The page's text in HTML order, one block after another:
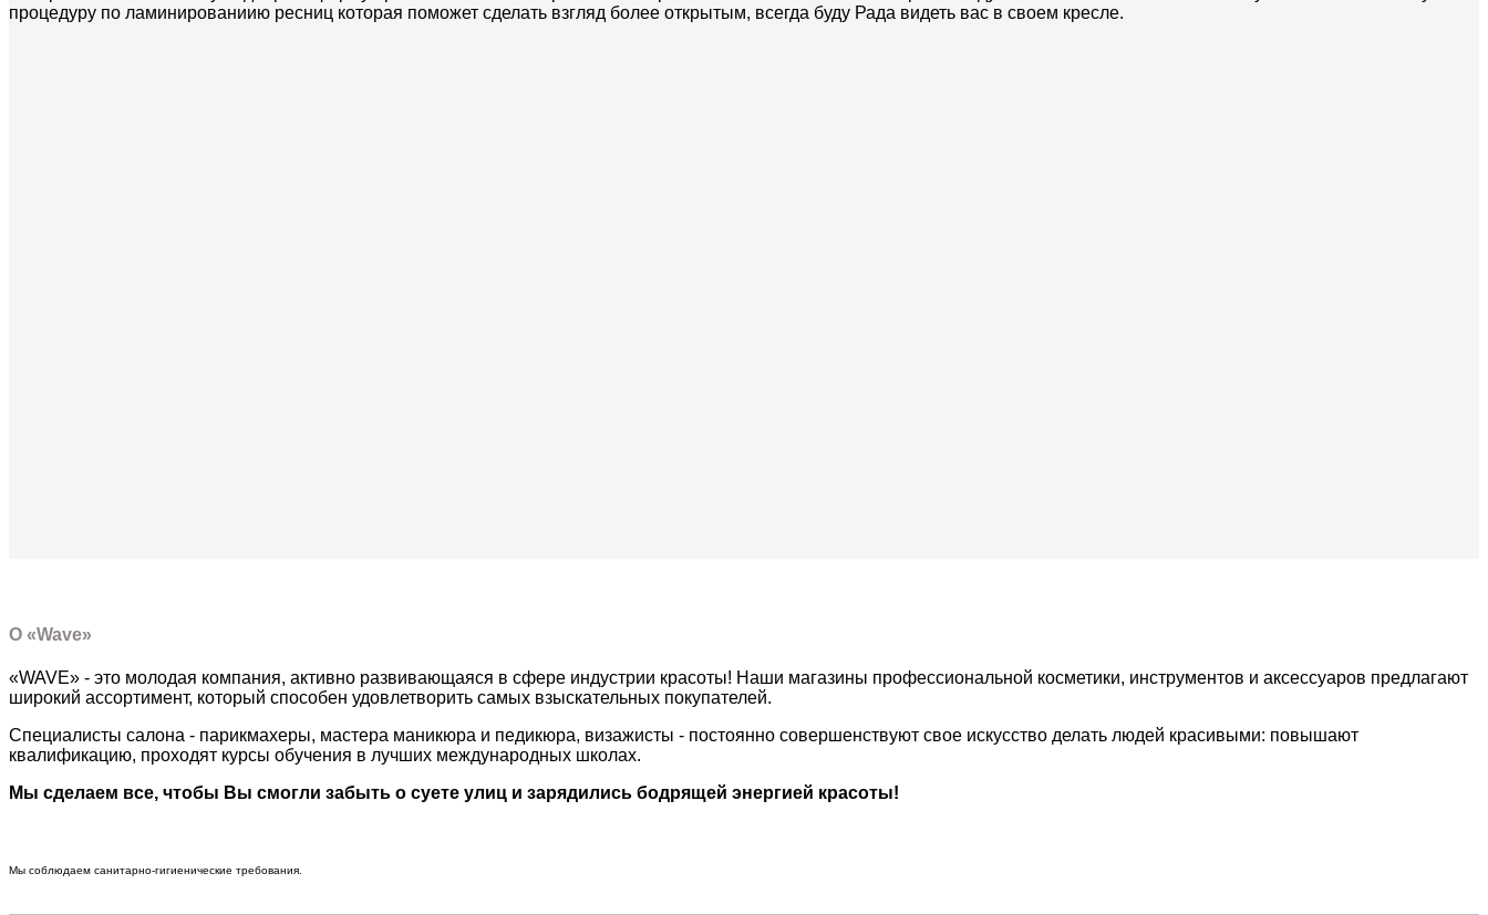
процедуру по ламинированиию ресниц которая поможет сделать взгляд более открытым, всегда буду Рада видеть вас в своем кресле.
О «Wave»
«WAVE» - это молодая компания, активно развивающаяся в сфере индустрии красоты! Наши магазины профессиональной косметики, инструментов и аксессуаров предлагают
широкий ассортимент, который способен удовлетворить самых взыскательных покупателей.
Специалисты салона - парикмахеры, мастера маникюра и педикюра, визажисты - постоянно совершенствуют свое искусство делать людей красивыми: повышают
квалификацию, проходят курсы обучения в лучших международных школах.
Мы сделаем все, чтобы Вы смогли забыть о суете улиц и зарядились бодрящей энергией красоты!
Мы соблюдаем санитарно-гигиенические требования.